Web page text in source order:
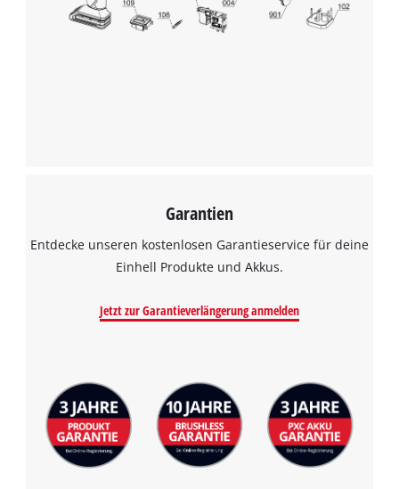
Garantien
Entdecke unseren kostenlosen Garantieservice für deine
Einhell Produkte und Akkus.
Jetzt zur Garantieverlängerung anmelden